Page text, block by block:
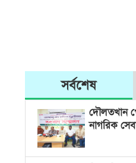
সর্বশেষ
দৌলতখান
নাগরিক